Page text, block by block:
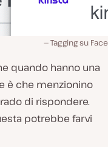
Tagging su
quando hanno una
è che menzionino
di rispondere.
potrebbe farvi